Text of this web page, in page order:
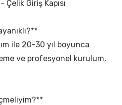
Giriş Kapısı
ile 20-30 yıl boyunca
ve profesyonel kurulum,